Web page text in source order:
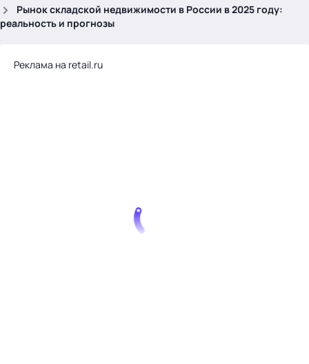
Рынок складской недвижимости в России в 2025 году:
реальность и прогнозы
Реклама на retail.ru